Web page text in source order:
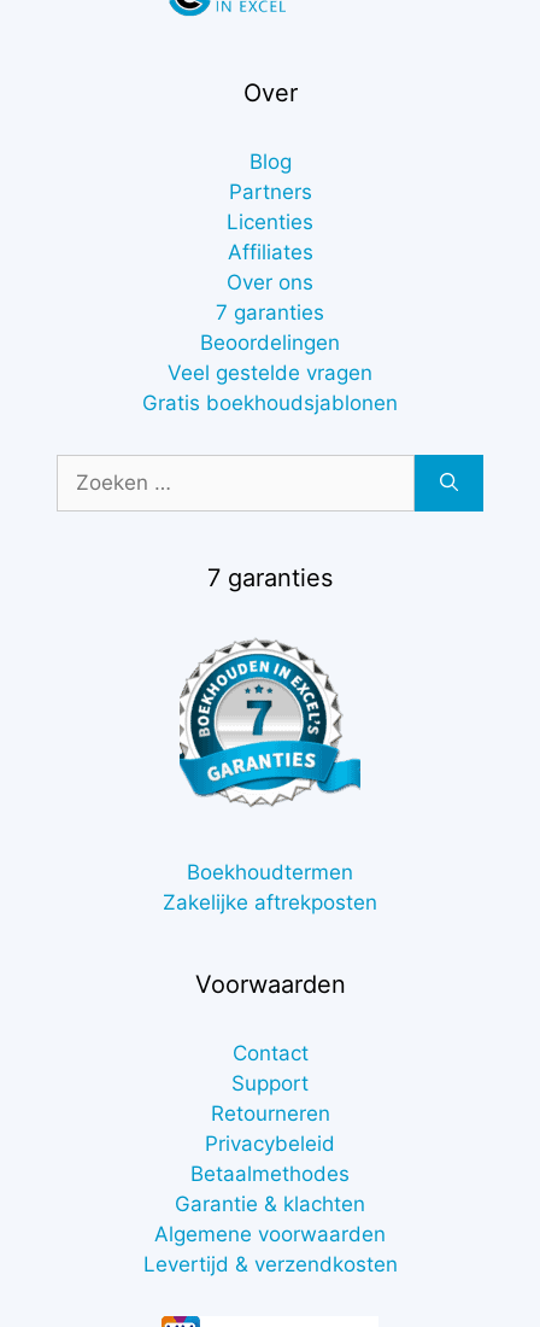
Over
Blog
Partners
Licenties
Affiliates
Over ons
7 garanties
Beoordelingen
Veel gestelde vragen
Gratis boekhoudsjablonen
naar:
7 garanties
Boekhoudtermen
Zakelijke aftrekposten
Voorwaarden
Contact
Support
Retourneren
Privacybeleid
Betaalmethodes
Garantie & klachten
Algemene voorwaarden
Levertijd & verzendkosten